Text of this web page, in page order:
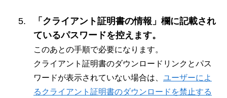
「クライアント証明書の情報」欄に記載され
ているパスワードを控えます。
このあとの手順で必要になります。
クライアント証明書のダウンロードリンクとパス
ワードが表示されていない場合は、 ユーザーによ
るクライアント証明書のダウンロードを禁止する